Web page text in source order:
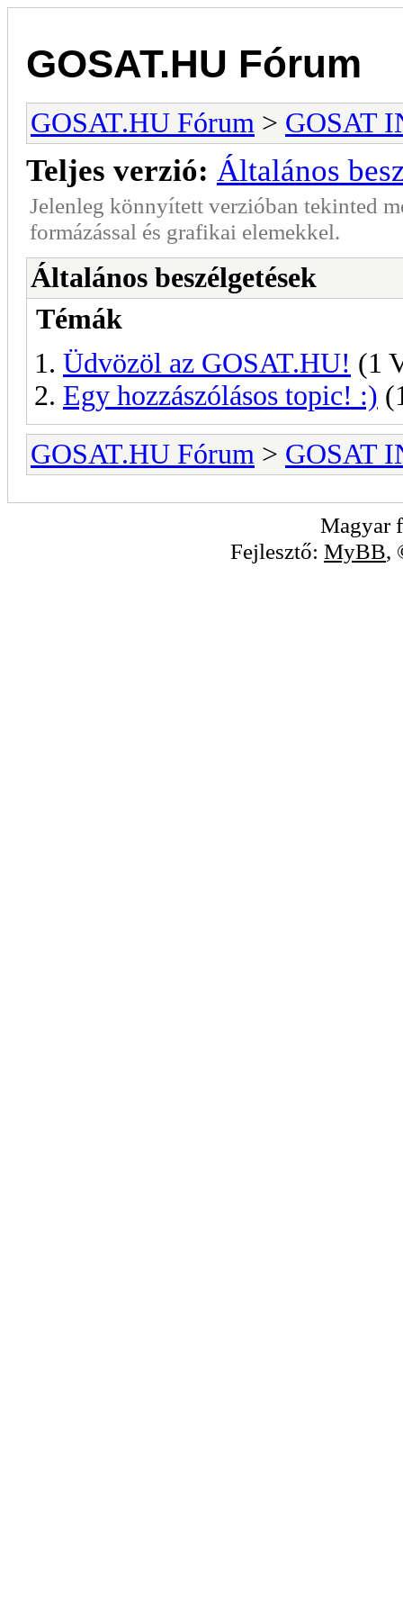
GOSAT.HU Fórum
GOSAT.HU Fórum > GOSAT
Teljes verzió: Általános
Jelenleg könnyített verzióban tekinted
formázással és grafikai elemekkel.
Általános beszélgetések
Témák
Üdvözöl az GOSAT.HU! (1
Egy hozzászólásos topic! :)
GOSAT.HU Fórum > GOSAT
Magyar
Fejlesztő: MyBB,